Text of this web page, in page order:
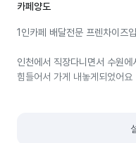
카페양도
1인카페 배달전문 프렌차이즈
인천에서 직장다니면서 수원
힘들어서 가게 내놓게되었어요